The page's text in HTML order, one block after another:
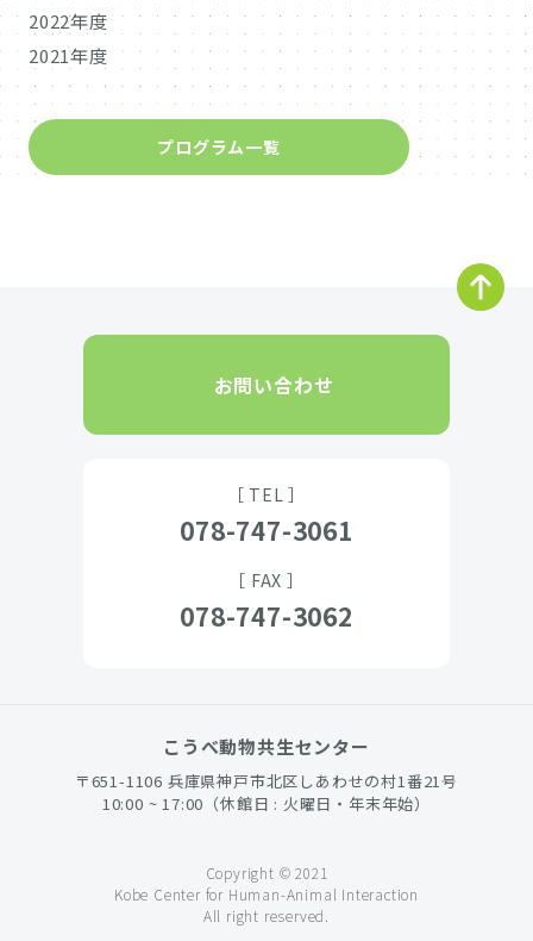
2022年度
2021年度
プログラム一覧
お問い合わせ
［ TEL ］
078-747-3061
［ FAX ］
078-747-3062
こうべ動物共生センター
〒651-1106 兵庫県神戸市北区しあわせの村1番21号
10:00 ~ 17:00（休館日 : 火曜日・年末年始）
Copyright © 2021
Kobe Center for Human-Animal Interaction
All right reserved.